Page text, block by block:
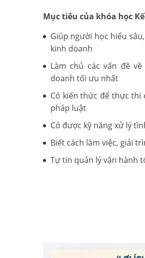
Mục tiêu của khóa học
Giúp người học hiểu
kinh doanh
Làm chủ các vấn đề
doanh tối ưu nhất
Có kiến thức để thực thi
pháp luật
Có được kỹ năng xử lý
Biết cách làm việc, giải
Tự tin quản lý vận hành